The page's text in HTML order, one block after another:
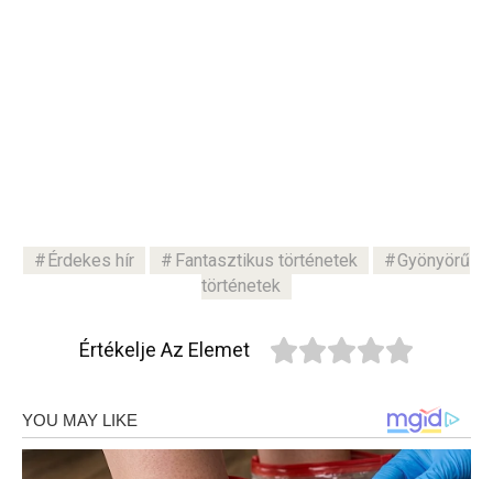
Érdekes hír Fantasztikus történetek
Gyönyörű
történetek
Értékelje Az Elemet